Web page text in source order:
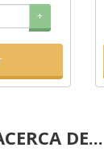
+
DE...